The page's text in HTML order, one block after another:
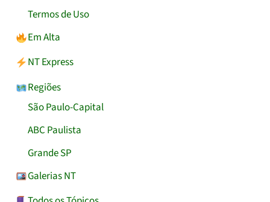
Termos de Uso
Em Alta
NT Express
Regiões
São Paulo-Capital
ABC Paulista
Grande SP
Galerias NT